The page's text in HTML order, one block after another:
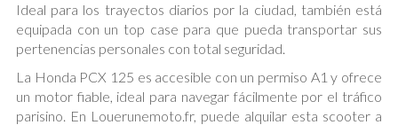
Ideal para los trayectos diarios por la ciudad, también está
equipada con un top case para que pueda transportar sus
pertenencias personales con total seguridad.
La Honda PCX 125 es accesible con un permiso A1 y ofrece
un motor fiable, ideal para navegar fácilmente por el tráfico
parisino. En Louerunemoto.fr, puede alquilar esta scooter a